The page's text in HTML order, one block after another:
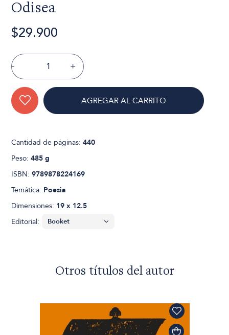
Odisea
$29.900
- +
AGREGAR AL CARRITO
Cantidad de páginas:440
Peso:485 g
ISBN:9789878224169
Temática: Poesia
Dimensiones: 19 x 12.5
Editorial:
Otros títulos del autor